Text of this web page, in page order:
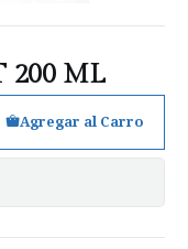
200 ML
Agregar al Carro